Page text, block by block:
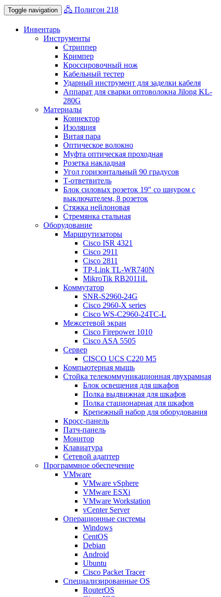
Toggle navigation 🖧 Полигон 218
Инвентарь
Инструменты
Стриппер
Кримпер
Кроссировочный нож
Кабельный тестер
Ударный инструмент для заделки кабеля
Аппарат для сварки оптоволокна Jilong KL-
280G
Материалы
Коннектор
Изоляция
Витая пара
Оптическое волокно
Муфта оптическая проходная
Розетка накладная
Угол горизонтальный 90 градусов
Т-ответвитель
Блок силовых розеток 19″ со шнуром с
выключателем, 8 розеток
Стяжка нейлоновая
Стремянка стальная
Оборудование
Маршрутизаторы
Cisco ISR 4321
Cisco 2911
Cisco 2811
TP-Link TL-WR740N
MikroTik RB2011iL
Коммутатор
SNR-S2960-24G
Cisco 2960-X series
Cisco WS-C2960-24TC-L
Межсетевой экран
Cisco Firepower 1010
Cisco ASA 5505
Сервер
CISCO UCS C220 M5
Компьютерная мышь
Стойка телекоммуникационная двухрамная
Блок освещения для шкафов
Полка выдвижная для шкафов
Полка стационарная для шкафов
Крепежный набор для оборудования
Кросс-панель
Патч-панель
Монитор
Клавиатура
Сетевой адаптер
Программное обеспечение
VMware
VMware vSphere
VMware ESXi
VMware Workstation
vCenter Server
Операционные системы
Windows
CentOS
Debian
Android
Ubuntu
Cisco Packet Tracer
Специализированные OS
RouterOS